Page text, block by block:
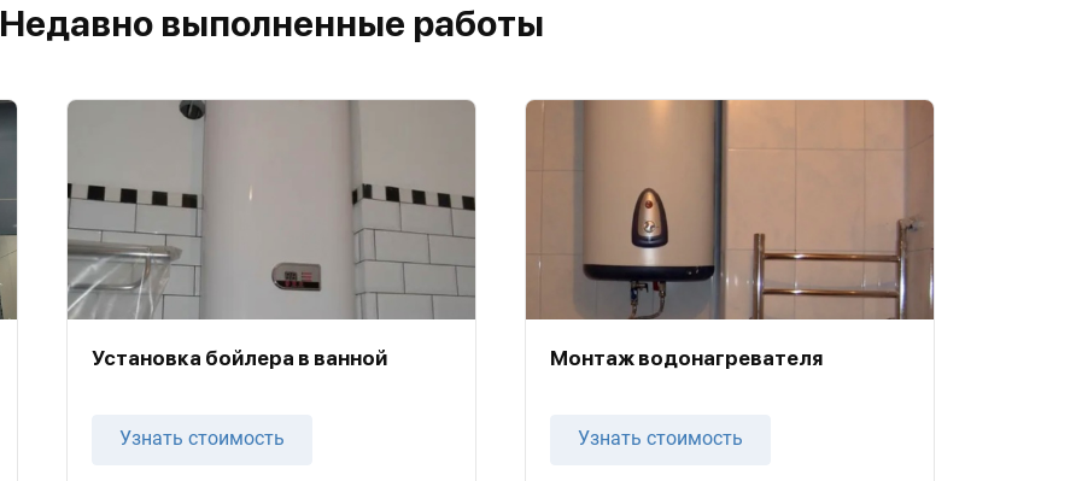
Недавно выполненные работы
Установка бойлера в ванной
Узнать стоимость
Монтаж водонагревателя
Узнать стоимость